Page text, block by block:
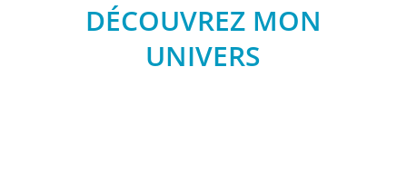
DÉCOUVREZ MON
UNIVERS